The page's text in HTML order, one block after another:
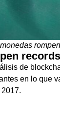
de
en lo que